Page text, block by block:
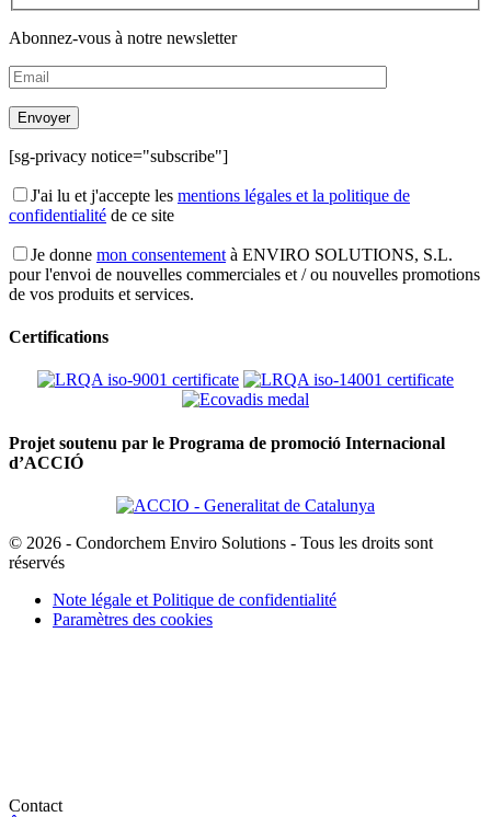
Abonnez-vous à notre newsletter
[sg-privacy notice="subscribe"]
J'ai lu et j'accepte les mentions légales et la politique de
confidentialité de ce site
Je donne mon consentement à ENVIRO SOLUTIONS, S.L.
pour l'envoi de nouvelles commerciales et / ou nouvelles promotions
de vos produits et services.
Certifications
Projet soutenu par le Programa de promoció Internacional
d’ACCIÓ
© 2026 - Condorchem Enviro Solutions - Tous les droits sont
réservés
Note légale et Politique de confidentialité
Paramètres des cookies
Contact